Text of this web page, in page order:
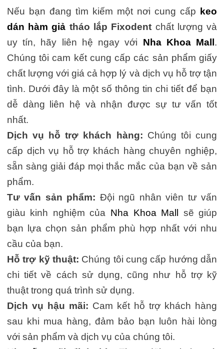
Nếu bạn đang tìm kiếm một nơi cung cấp
keo
dán hàm giả tháo lắp Fixodent chất lượng và
uy tín, hãy liên hệ ngay với Nha Khoa Mall .
Chúng tôi cam kết cung cấp các sản phẩm giấy
chất lượng với giá cả hợp lý và dịch vụ hỗ trợ tận
tình. Dưới đây là một số thông tin chi tiết để bạn
dễ dàng liên hệ và nhận được sự tư vấn tốt
nhất.
Dịch vụ hỗ trợ khách hàng: Chúng tôi cung
cấp dịch vụ hỗ trợ khách hàng chuyên nghiệp,
sẵn sàng giải đáp mọi thắc mắc của bạn về sản
phẩm.
Tư vấn sản phẩm: Đội ngũ nhân viên tư vấn
giàu kinh nghiệm của Nha Khoa Mall
sẽ giúp
bạn lựa chọn sản phẩm phù hợp nhất với nhu
cầu của bạn.
Hỗ trợ kỹ thuật: Chúng tôi cung cấp hướng dẫn
chi tiết về cách sử dụng, cũng như hỗ trợ kỹ
thuật trong quá trình sử dụng.
Dịch vụ hậu mãi: Cam kết hỗ trợ khách hàng
sau khi mua hàng, đảm bảo bạn luôn hài lòng
với sản phẩm và dịch vụ của chúng tôi.